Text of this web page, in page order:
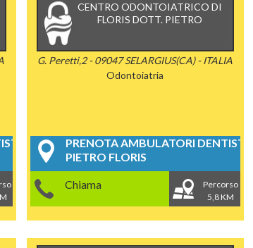
CENTRO ODONTOIATRICO DI
FLORIS DOTT. PIETRO
G. Peretti,2 - 09047 SELARGIUS(CA) - ITALIA
Odontoiatria
PRENOTA AMBULATORI DENTISTICI
PIETRO FLORIS
Chiama
Percorso
5,8 KM